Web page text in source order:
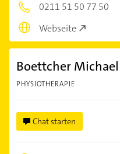
0211 51 50 77 50
Webseite
Boettcher Michael
PHYSIOTHERAPIE
Chat starten